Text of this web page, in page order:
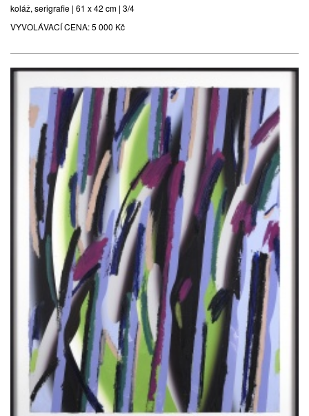
koláž, serigrafie | 61 x 42 cm | 3/4
VYVOLÁVACÍ CENA:5 000 Kč